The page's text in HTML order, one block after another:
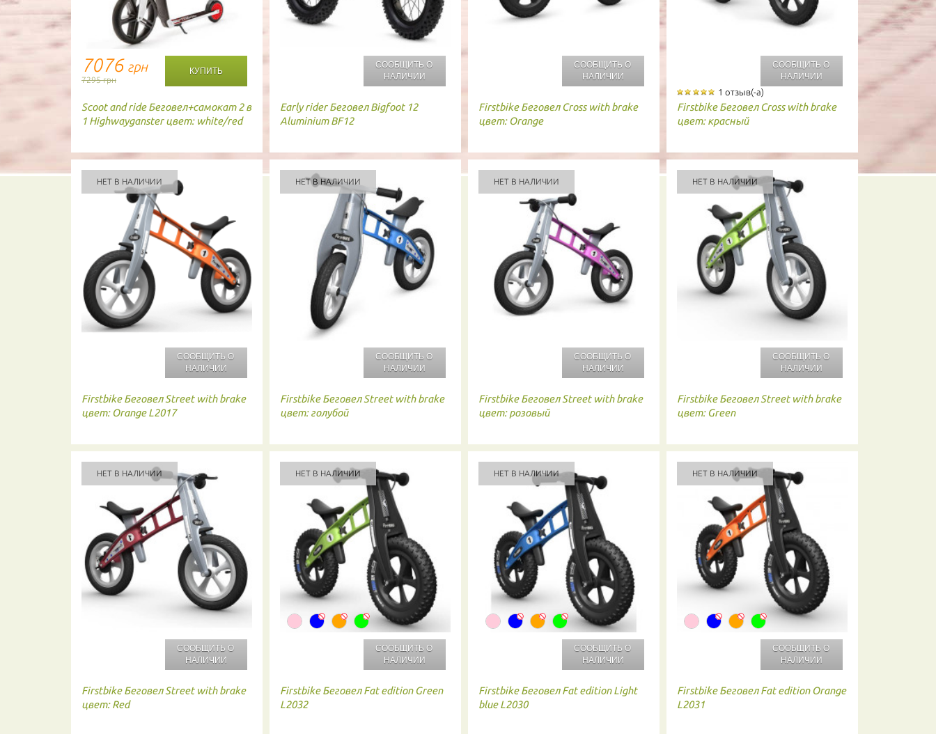
7076 грн
7295 грн
Scoot and ride Беговел+самокат 2 в
1 Highwayganster цвет: white/red
СООБЩИТЬ О
НАЛИЧИИ
Early rider Беговел Bigfoot 12
Aluminium BF12
СООБЩИТЬ О
НАЛИЧИИ
Firstbike Беговел Cross with brake
цвет: Orange
СООБЩИТЬ О
НАЛИЧИИ
1 отзыв(-а)
Firstbike Беговел Cross with brake
цвет: красный
НЕТ В НАЛИЧИИ
СООБЩИТЬ О
НАЛИЧИИ
Firstbike Беговел Street with brake
цвет: Orange L2017
НЕТ В НАЛИЧИИ
СООБЩИТЬ О
НАЛИЧИИ
Firstbike Беговел Street with brake
цвет: голубой
НЕТ В НАЛИЧИИ
СООБЩИТЬ О
НАЛИЧИИ
Firstbike Беговел Street with brake
цвет: розовый
НЕТ В НАЛИЧИИ
СООБЩИТЬ О
НАЛИЧИИ
Firstbike Беговел Street with brake
цвет: Green
НЕТ В НАЛИЧИИ
СООБЩИТЬ О
НАЛИЧИИ
Firstbike Беговел Street with brake
цвет: Red
НЕТ В НАЛИЧИИ
СООБЩИТЬ О
НАЛИЧИИ
Firstbike Беговел Fat edition Green
L2032
НЕТ В НАЛИЧИИ
СООБЩИТЬ О
НАЛИЧИИ
Firstbike Беговел Fat edition Light
blue L2030
НЕТ В НАЛИЧИИ
СООБЩИТЬ О
НАЛИЧИИ
Firstbike Беговел Fat edition Orange
L2031